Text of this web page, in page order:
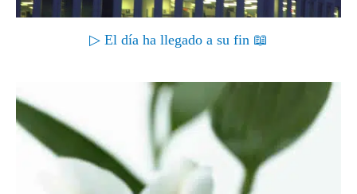
▷ El día ha llegado a su fin 📖